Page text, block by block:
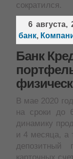
сократился.
6 августа,
банк,
Банк
В мае 2020
на сроки до
динамику
и 4 месяца, а
депозитный